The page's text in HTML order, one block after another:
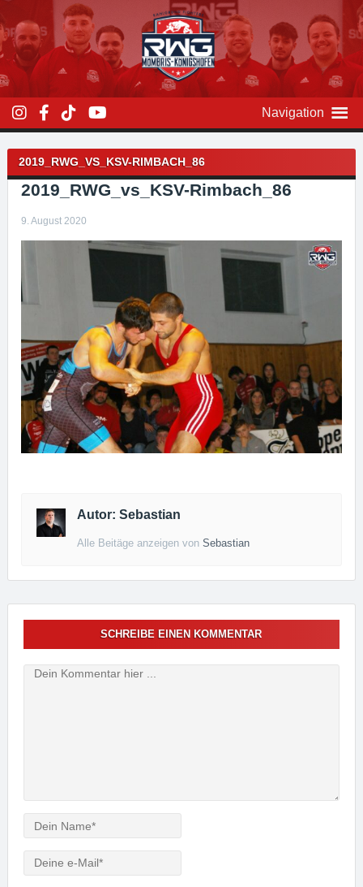
Inhalt
überspringen
Navigation
2019_RWG_VS_KSV-RIMBACH_86
2019_RWG_vs_KSV-Rimbach_86
9. August 2020
Autor: Sebastian
Alle Beitäge anzeigen vonSebastian
Beitragsnavigation
SCHREIBE EINEN KOMMENTAR
Verfasser
Mail